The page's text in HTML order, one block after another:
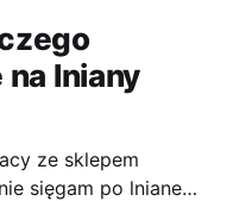
na lniany
ze sklepem